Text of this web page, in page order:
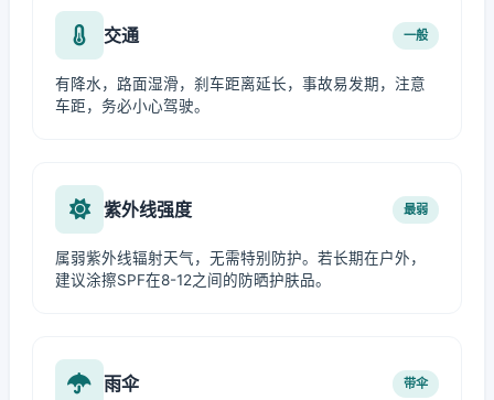
交通 一般
有降水，路面湿滑，刹车距离延长，事故易发期，注意
车距，务必小心驾驶。
紫外线强度 最弱
属弱紫外线辐射天气，无需特别防护。若长期在户外，
建议涂擦SPF在8-12之间的防晒护肤品。
雨伞 带伞